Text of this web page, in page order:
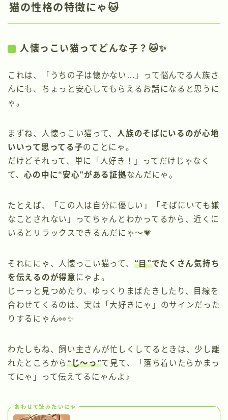
猫の性格の特徴にゃ🐱
人懐っこい猫ってどんな子？🐱✨
これは、「うちの子は懐かない…」って悩んでる人族さ
んにも、ちょっと安心してもらえるお話になると思うに
ゃ。
まずね、人懐っこい猫って、 人族のそばにいるのが心地
いいって思ってる子のことにゃ。
だけどそれって、単に「人好き！」ってだけじゃなく
て、心の中に“安心”がある証拠なんだにゃ。
たとえば、「この人は自分に優しい」「そばにいても嫌
なことされない」ってちゃんとわかってるから、近くに
いるとリラックスできるんだにゃ〜💗
それににゃ、人懐っこい猫って、 “目”でたくさん気持ち
を伝えるのが得意 にゃよ。
じーっと見つめたり、ゆっくりまばたきしたり、目線を
合わせてくるのは、実は「大好きにゃ」のサインだった
りするにゃん👀✨
わたしもね、飼い主さんが忙しくしてるときは、少し離
れたところから“じ〜っ”て見て、「落ち着いたらかまっ
てにゃ」って伝えてるにゃんよ♪
あわせて読みたいにゃ